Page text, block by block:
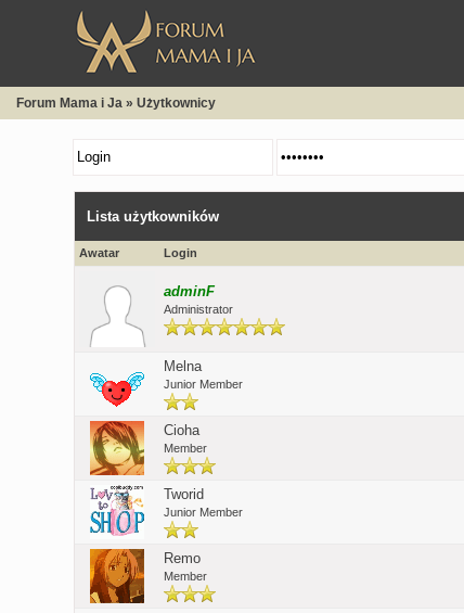
Forum Mama i Ja » Użytkownicy
Lista użytkowników
Awatar Login
adminF
Administrator
Melna
Junior Member
Cioha
Member
Tworid
Junior Member
Remo
Member